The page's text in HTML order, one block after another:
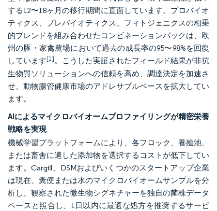
する12〜18ヶ月の移行期間に直面しています。プロバイオ
ティクス、プレバイオティクス、フィトジェニクスの相乗
的ブレンドを組み合わせたコンビネーションパックは、欧
州の豚・家禽農場において過去の成長率の95〜98%を回復
しています[1]。こうした実証されたフィールド結果が非抗
生物質ソリューションへの信頼を高め、調達決定を加速さ
せ、動物腸管健康市場のアドレサブルベースを拡大してい
ます。
AIによるマイクロバイオームプロファイリングが精密栄養
戦略を実現
機械学習プラットフォームにより、各フロック、養殖池、
または畜舎に適した添加物を選択するコストが低下してい
ます。Cargill、DSMおよびいくつかのスタートアップ企業
は現在、糞便または水のマイクロバイオームサンプルを分
析し、観察された微生物シグネチャーを独自の菌株データ
ベースと照合し、1日以内に最適な処方を推奨するサービ